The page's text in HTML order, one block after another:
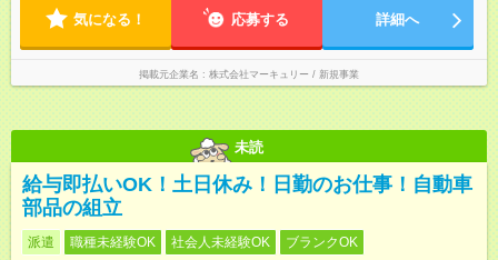
気になる！ 応募する 詳細へ
掲載元企業名 株式会社マーキュリー / 新規事業
未読
給与即払いOK！土日休み！日勤のお仕事！自動車
部品の組立
派遣 職種未経験OK 社会人未経験OK
ブランクOK